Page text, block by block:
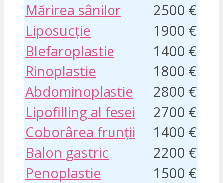
Mărirea sânilor
2500 €
Liposucție
1900 €
Blefaroplastie
1400 €
Rinoplastie
1800 €
Abdominoplastie
2800 €
Lipofilling al fesei
2700 €
Coborârea frunții
1400 €
Balon gastric
2200 €
Penoplastie
1500 €